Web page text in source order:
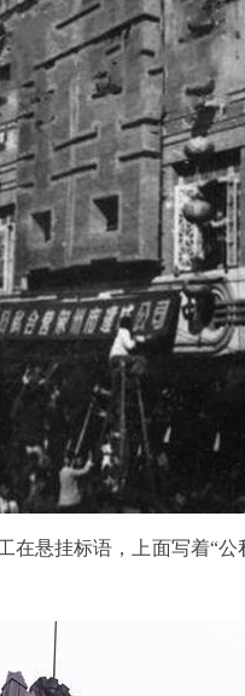
在悬挂标语，上面写着“